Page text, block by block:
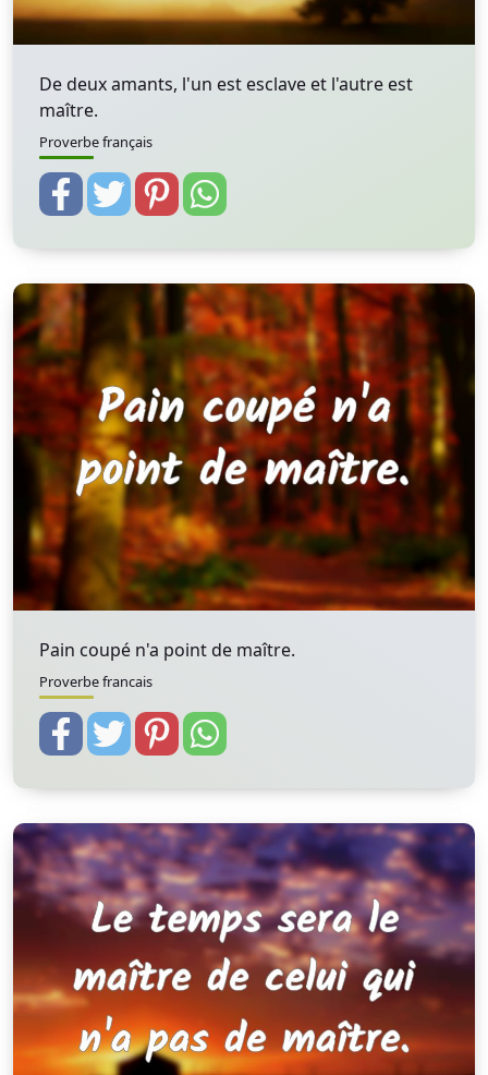
De deux amants, l'un est esclave et l'autre est
maître.
Proverbe français
Pain coupé n'a point de maître.
Proverbe francais